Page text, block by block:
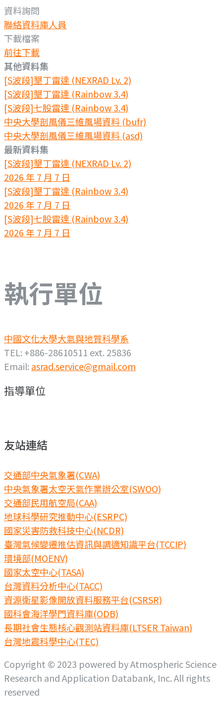
資料詢問
聯絡資料庫人員
下載檔案
前往下載
其他資料集
[S波段]墾丁雷達 (NEXRAD Lv. 2)
[S波段]墾丁雷達 (Rainbow 3.4)
[S波段]七股雷達 (Rainbow 3.4)
中央大學剖風儀三維風場資料 (bufr)
中央大學剖風儀三維風場資料 (asd)
最新資料集
[S波段]墾丁雷達 (NEXRAD Lv. 2)
2026 年 7 月 7 日
[S波段]墾丁雷達 (Rainbow 3.4)
2026 年 7 月 7 日
[S波段]七股雷達 (Rainbow 3.4)
2026 年 7 月 7 日
執行單位
中國文化大學大氣與地質科學系
TEL: +886-28610511 ext. 25836
Email: asrad.service@gmail.com
指導單位
友站連結
交通部中央氣象署(CWA)
中央氣象署太空天氣作業辦公室(SWOO)
交通部民用航空局(CAA)
地球科學研究推動中心(ESRPC)
國家災害防救科技中心(NCDR)
臺灣氣候變遷推估資訊與調適知識平台(TCCIP)
環境部(MOENV)
國家太空中心(TASA)
台灣資料分析中心(TACC)
資源衛星影像開放資料服務平台(CSRSR)
國科會海洋學門資料庫(ODB)
長期社會生態核心觀測站資料庫(LTSER Taiwan)
台灣地震科學中心(TEC)
Copyright © 2023 powered by Atmospheric Science
Research and Application Databank, Inc. All rights
reserved